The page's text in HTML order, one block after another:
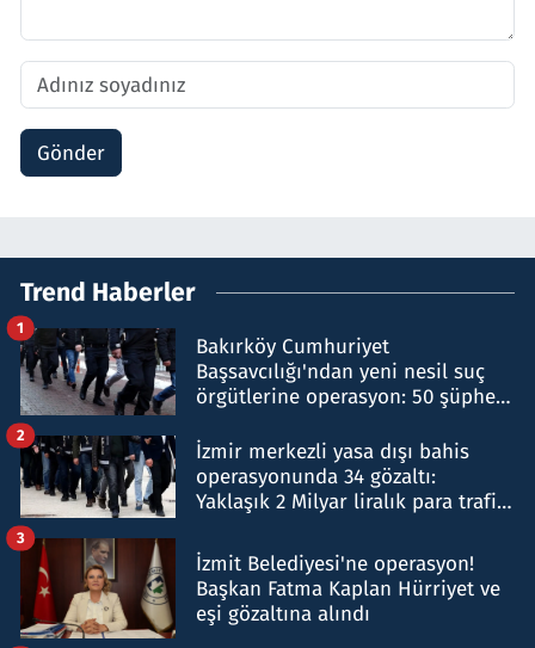
Gönder
Trend Haberler
Bakırköy Cumhuriyet
Başsavcılığı'ndan yeni nesil suç
örgütlerine operasyon: 50 şüpheli
1
İzmir merkezli yasa dışı bahis
operasyonunda 34 gözaltı:
Yaklaşık 2 Milyar liralık para trafiği
2
İzmit Belediyesi'ne operasyon!
Başkan Fatma Kaplan Hürriyet ve
eşi gözaltına alındı
3